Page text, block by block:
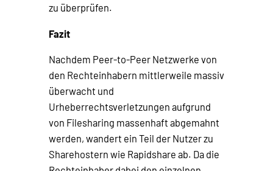
zu überprüfen.
Fazit
Nachdem Peer-to-Peer Netzwerke von
den Rechteinhabern mittlerweile massiv
überwacht und
Urheberrechtsverletzungen aufgrund
von Filesharing massenhaft abgemahnt
werden, wandert ein Teil der Nutzer zu
Sharehostern wie Rapidshare ab. Da die